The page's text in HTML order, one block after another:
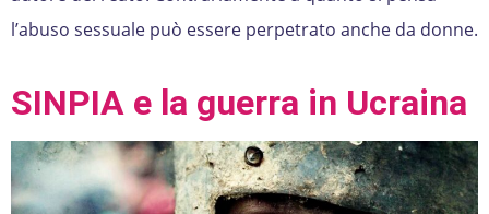
l’abuso sessuale può essere perpetrato anche da donne.
SINPIA e la guerra in Ucraina